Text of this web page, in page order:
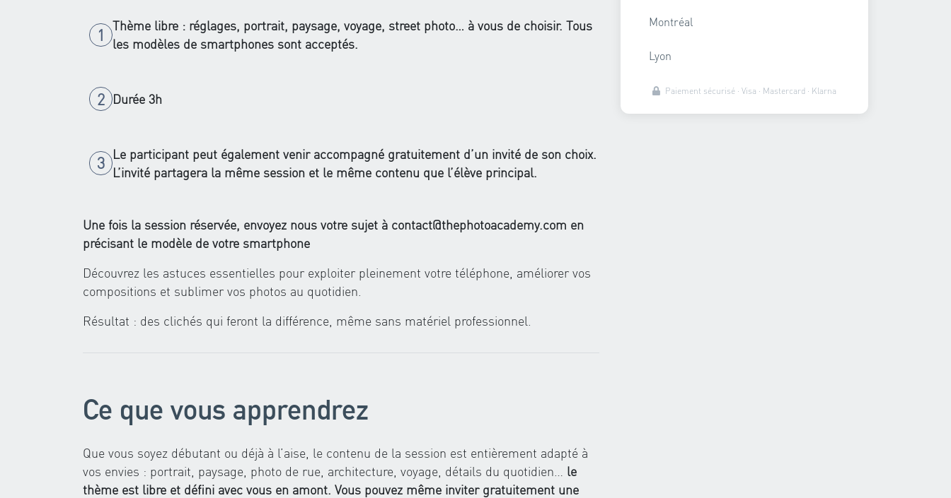
Thème libre : réglages, portrait, paysage, voyage, street photo… à vous de choisir. Tous
les modèles de smartphones sont acceptés.
Durée 3h
Le participant peut également venir accompagné gratuitement d’un invité de son choix.
L’invité partagera la même session et le même contenu que l’élève principal.
Une fois la session réservée, envoyez nous votre sujet à contact@thephotoacademy.com en
précisant le modèle de votre smartphone
Découvrez les astuces essentielles pour exploiter pleinement votre téléphone, améliorer vos
compositions et sublimer vos photos au quotidien.
Résultat : des clichés qui feront la différence, même sans matériel professionnel.
Ce que vous apprendrez
Que vous soyez débutant ou déjà à l’aise, le contenu de la session est entièrement adapté à
vos envies : portrait, paysage, photo de rue, architecture, voyage, détails du quotidien… le
thème est libre et défini avec vous en amont. Vous pouvez même inviter gratuitement une
Montréal
Lyon
Paiement sécurisé · Visa · Mastercard · Klarna